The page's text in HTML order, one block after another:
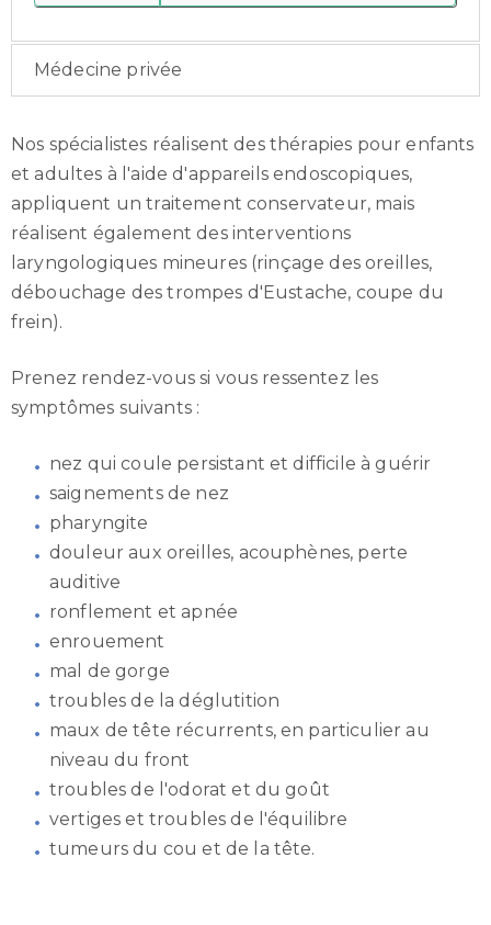
Médecine privée
Nos spécialistes réalisent des thérapies pour enfants
et adultes à l'aide d'appareils endoscopiques,
appliquent un traitement conservateur, mais
réalisent également des interventions
laryngologiques mineures (rinçage des oreilles,
débouchage des trompes d'Eustache, coupe du
frein).
Prenez rendez-vous si vous ressentez les
symptômes suivants :
nez qui coule persistant et difficile à guérir
saignements de nez
pharyngite
douleur aux oreilles, acouphènes, perte
auditive
ronflement et apnée
enrouement
mal de gorge
troubles de la déglutition
maux de tête récurrents, en particulier au
niveau du front
troubles de l'odorat et du goût
vertiges et troubles de l'équilibre
tumeurs du cou et de la tête.